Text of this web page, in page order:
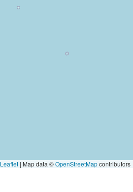
Leaflet | Map data ©OpenStreetMapcontributors